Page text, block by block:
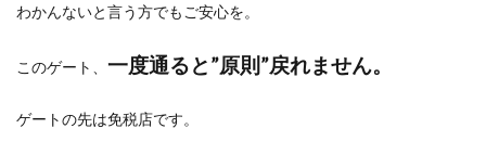
わかんないと言う方でもご安心を。
このゲート、 一度通ると”原則”戻れません。
ゲートの先は免税店です。